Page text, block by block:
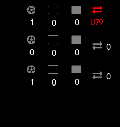
1 0 0 U79
0 0 0
0
1 0 0
0